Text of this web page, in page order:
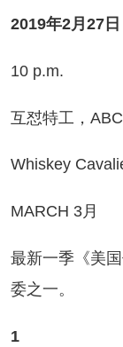
年2月27日
p.m.
特工，ABC
3月
一季《美国
委之一。